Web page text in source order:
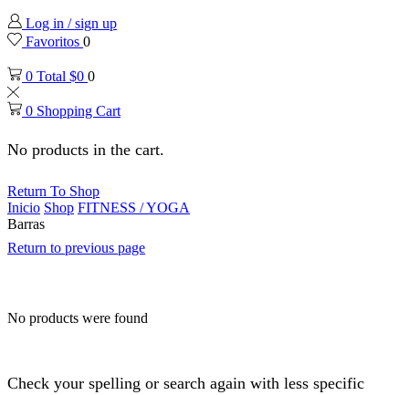
Log in / sign up
Favoritos 0
0 Total $0 0
0 Shopping Cart
No products in the cart.
Return To Shop
Inicio Shop FITNESS / YOGA
Barras
Return to previous page
No products were found
Check your spelling or search again with less specific